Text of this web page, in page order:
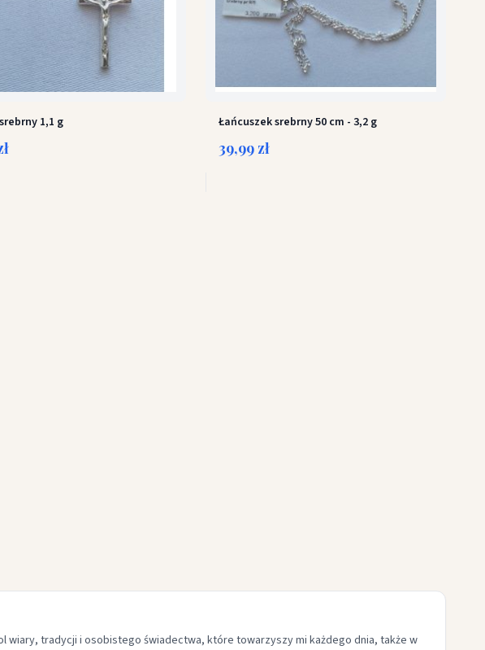
1,1 g Łańcuszek srebrny 50 cm - 3,2 g
39,99 zł
wiary, tradycji i osobistego świadectwa, które towarzyszy mi każdego dnia, także w